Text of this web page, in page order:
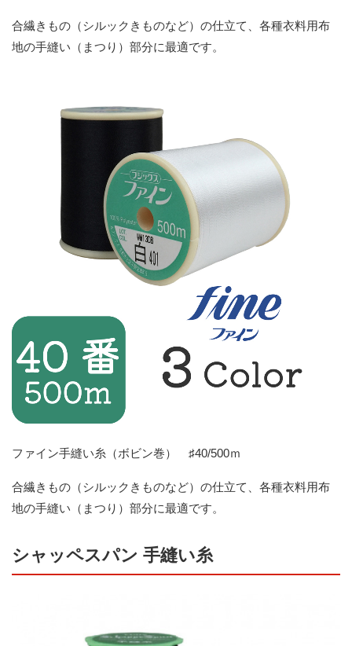
合繊きもの（シルックきものなど）の仕立て、各種衣料用布
地の手縫い（まつり）部分に最適です。
ファイン手縫い糸（ボビン巻） ♯40/500ｍ
合繊きもの（シルックきものなど）の仕立て、各種衣料用布
地の手縫い（まつり）部分に最適です。
シャッペスパン 手縫い糸